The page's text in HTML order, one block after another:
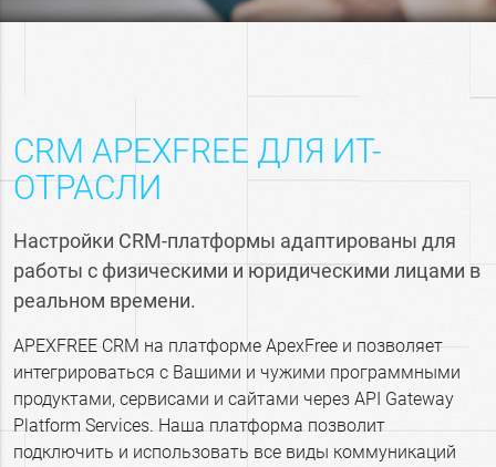
СRM APEXFREE ДЛЯ ИТ-
ОТРАСЛИ
Настройки CRM-платформы адаптированы для
работы с физическими и юридическими лицами в
реальном времени.
APEXFREE СRM на платформе ApexFree и позволяет
интегрироваться с Вашими и чужими программными
продуктами, сервисами и сайтами через API Gateway
Platform Services. Наша платформа позволит
подключить и использовать все виды коммуникаций